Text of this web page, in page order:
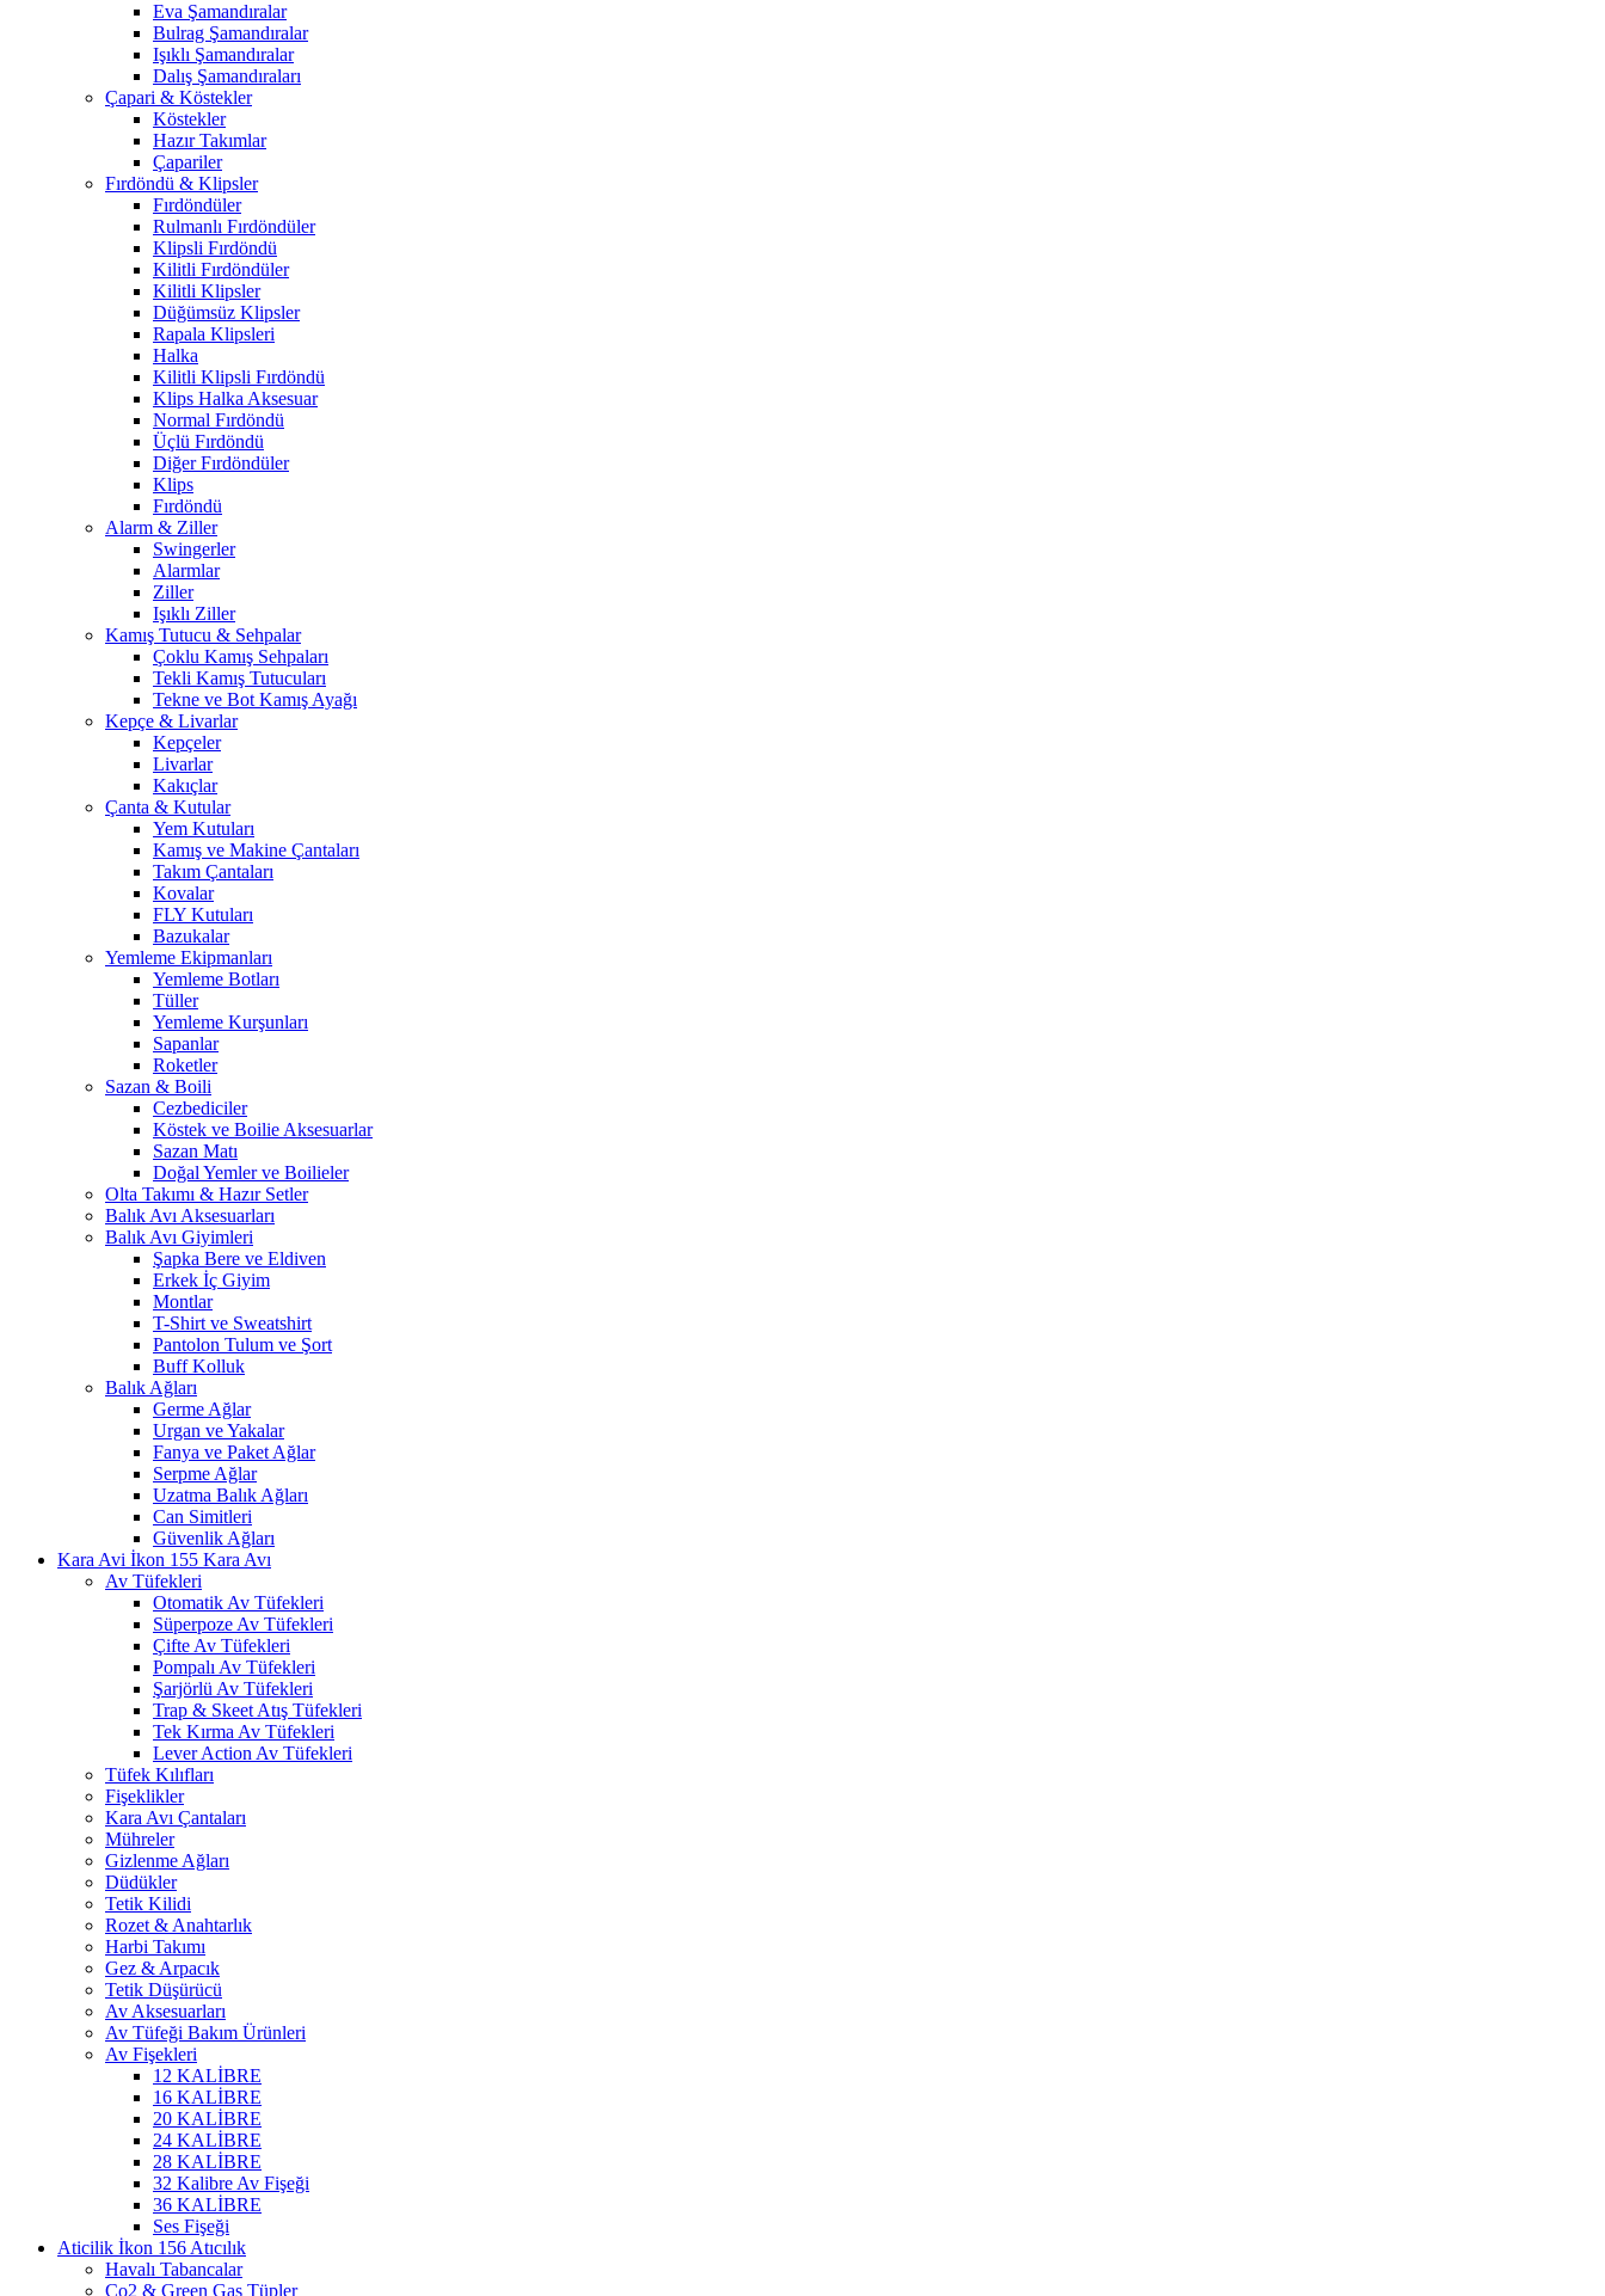
Eva Şamandıralar
Bulrag Şamandıralar
Işıklı Şamandıralar
Dalış Şamandıraları
Çapari & Köstekler
Köstekler
Hazır Takımlar
Çapariler
Fırdöndü & Klipsler
Fırdöndüler
Rulmanlı Fırdöndüler
Klipsli Fırdöndü
Kilitli Fırdöndüler
Kilitli Klipsler
Düğümsüz Klipsler
Rapala Klipsleri
Halka
Kilitli Klipsli Fırdöndü
Klips Halka Aksesuar
Normal Fırdöndü
Üçlü Fırdöndü
Diğer Fırdöndüler
Klips
Fırdöndü
Alarm & Ziller
Swingerler
Alarmlar
Ziller
Işıklı Ziller
Kamış Tutucu & Sehpalar
Çoklu Kamış Sehpaları
Tekli Kamış Tutucuları
Tekne ve Bot Kamış Ayağı
Kepçe & Livarlar
Kepçeler
Livarlar
Kakıçlar
Çanta & Kutular
Yem Kutuları
Kamış ve Makine Çantaları
Takım Çantaları
Kovalar
FLY Kutuları
Bazukalar
Yemleme Ekipmanları
Yemleme Botları
Tüller
Yemleme Kurşunları
Sapanlar
Roketler
Sazan & Boili
Cezbediciler
Köstek ve Boilie Aksesuarlar
Sazan Matı
Doğal Yemler ve Boilieler
Olta Takımı & Hazır Setler
Balık Avı Aksesuarları
Balık Avı Giyimleri
Şapka Bere ve Eldiven
Erkek İç Giyim
Montlar
T-Shirt ve Sweatshirt
Pantolon Tulum ve Şort
Buff Kolluk
Balık Ağları
Germe Ağlar
Urgan ve Yakalar
Fanya ve Paket Ağlar
Serpme Ağlar
Uzatma Balık Ağları
Can Simitleri
Güvenlik Ağları
Kara Avı
Av Tüfekleri
Otomatik Av Tüfekleri
Süperpoze Av Tüfekleri
Çifte Av Tüfekleri
Pompalı Av Tüfekleri
Şarjörlü Av Tüfekleri
Trap & Skeet Atış Tüfekleri
Tek Kırma Av Tüfekleri
Lever Action Av Tüfekleri
Tüfek Kılıfları
Fişeklikler
Kara Avı Çantaları
Mühreler
Gizlenme Ağları
Düdükler
Tetik Kilidi
Rozet & Anahtarlık
Harbi Takımı
Gez & Arpacık
Tetik Düşürücü
Av Aksesuarları
Av Tüfeği Bakım Ürünleri
Av Fişekleri
12 KALİBRE
16 KALİBRE
20 KALİBRE
24 KALİBRE
28 KALİBRE
32 Kalibre Av Fişeği
36 KALİBRE
Ses Fişeği
Atıcılık
Havalı Tabancalar
Co2 & Green Gas Tüpler